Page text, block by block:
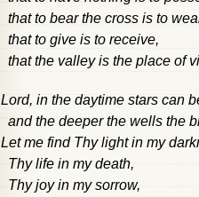
that to bear the cross is to
that to give is to receive,
that the valley is the place of
Lord, in the daytime stars can
and the deeper the wells the
Let me find Thy light in my
Thy life in my death,
Thy joy in my sorrow,